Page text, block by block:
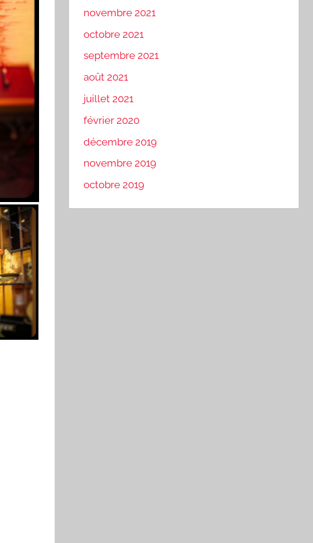
novembre 2021
octobre 2021
septembre 2021
août 2021
juillet 2021
février 2020
décembre 2019
novembre 2019
octobre 2019